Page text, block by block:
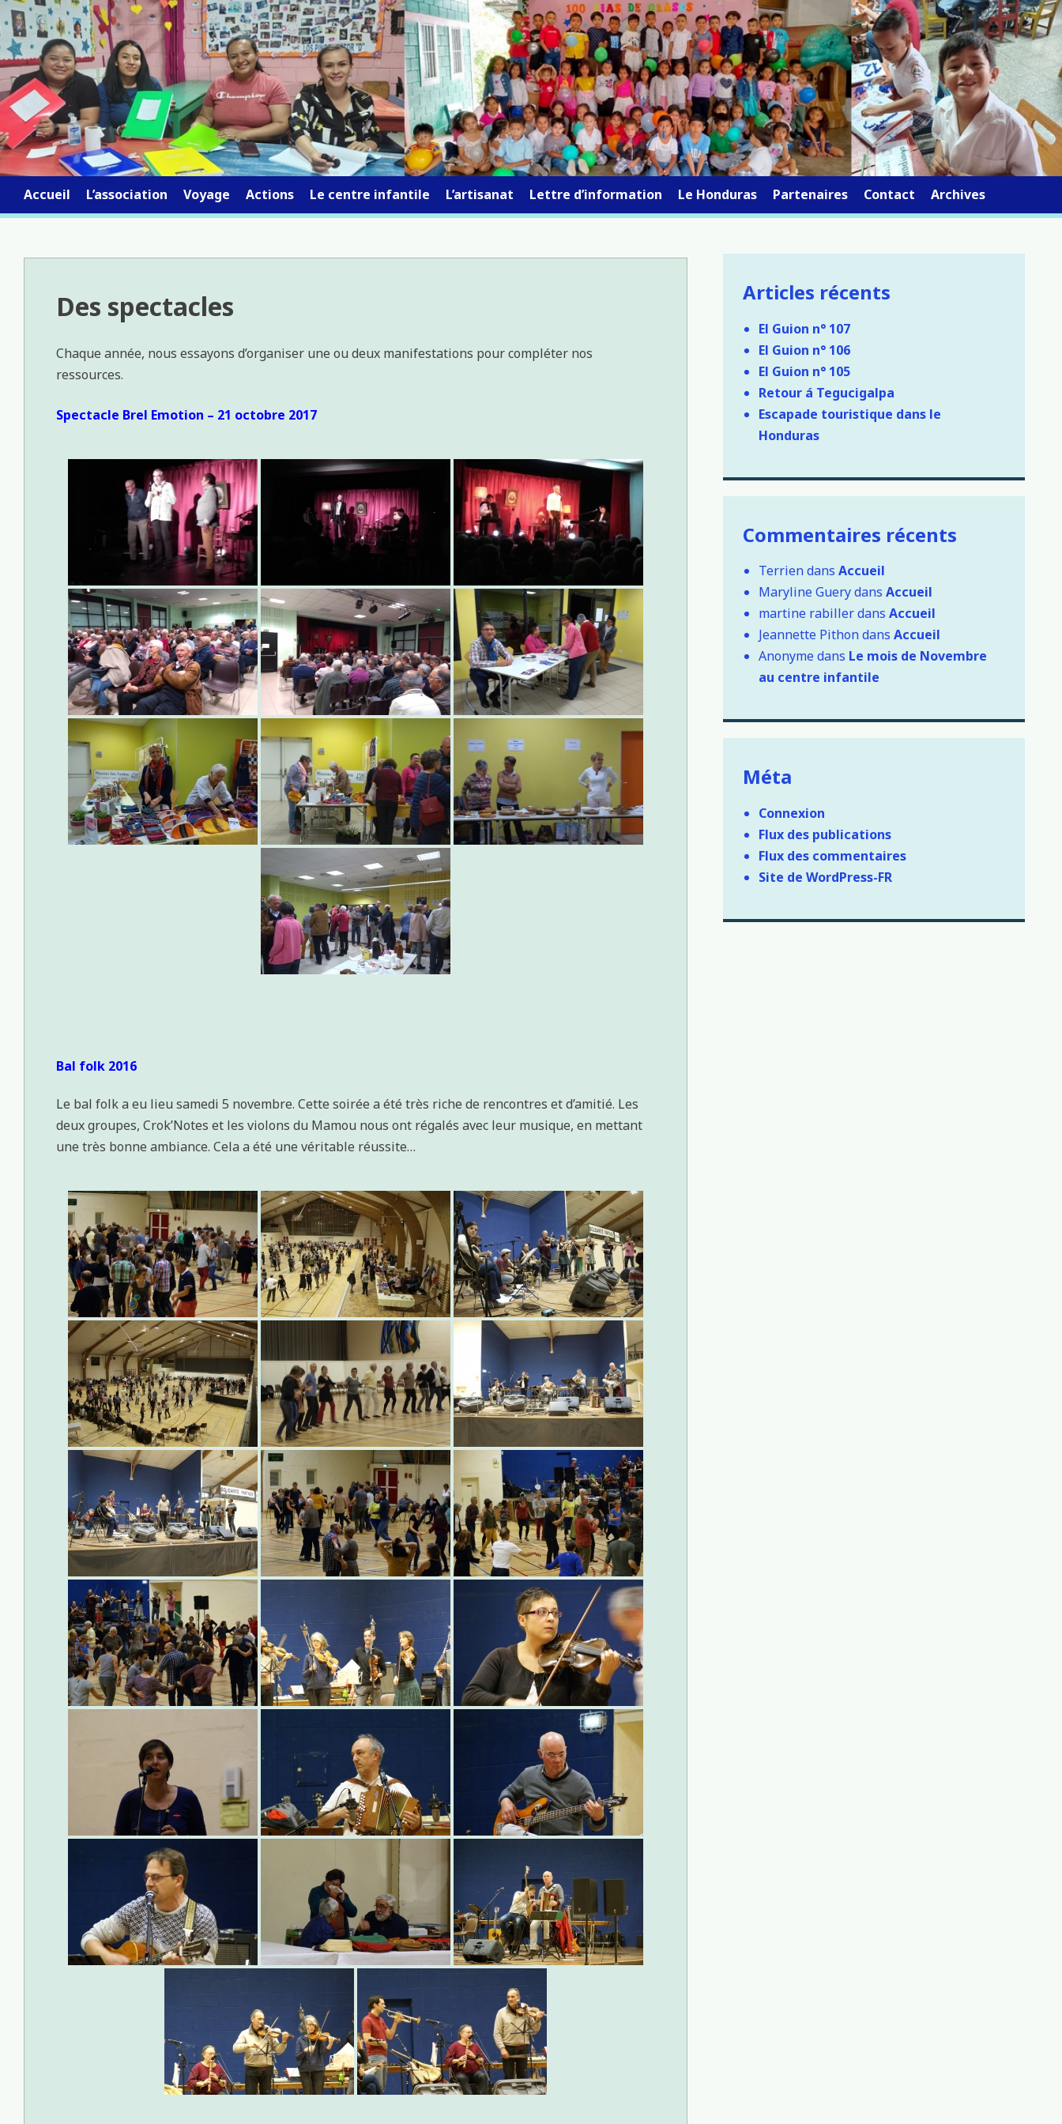
Skip
to
content
Accueil L’association Voyage Actions Le centre infantile L’artisanat Lettre d’information Le Honduras Partenaires Contact Archives
Des spectacles
Chaque année, nous essayons d’organiser une ou deux manifestations pour compléter nos
ressources.
Spectacle Brel Emotion – 21 octobre 2017
Bal folk 2016
Le bal folk a eu lieu samedi 5 novembre. Cette soirée a été très riche de rencontres et d’amitié. Les
deux groupes, Crok’Notes et les violons du Mamou nous ont régalés avec leur musique, en mettant
une très bonne ambiance. Cela a été une véritable réussite…
Articles récents
El Guion n° 107
El Guion n° 106
El Guion n° 105
Retour á Tegucigalpa
Escapade touristique dans le
Honduras
Commentaires récents
TerriendansAccueil
Maryline GuerydansAccueil
martine rabillerdansAccueil
Jeannette PithondansAccueil
Anonyme dans Le mois de Novembre
au centre infantile
Méta
Connexion
Flux des publications
Flux des commentaires
Site de WordPress-FR